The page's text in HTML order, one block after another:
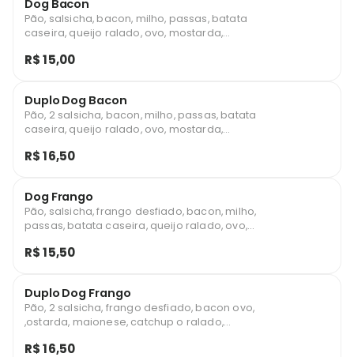
Dog Bacon
Pão, salsicha, bacon, milho, passas, batata
caseira, queijo ralado, ovo, mostarda,
R$ 15,00
Duplo Dog Bacon
Pão, 2 salsicha, bacon, milho, passas, batata
caseira, queijo ralado, ovo, mostarda,
R$ 16,50
Dog Frango
Pão, salsicha, frango desfiado, bacon, milho,
passas, batata caseira, queijo ralado, ovo,
R$ 15,50
Duplo Dog Frango
Pão, 2 salsicha, frango desfiado, bacon ovo,
,ostarda, maionese, catchup o ralado,
R$ 16,50